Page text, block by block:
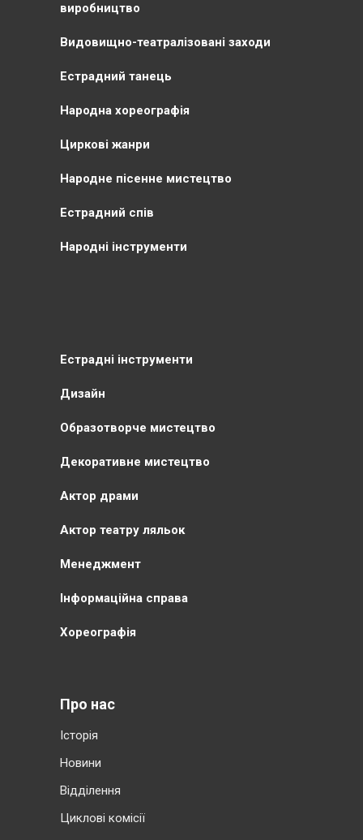
виробництво
Видовищно-театралізовані заходи
Естрадний танець
Народна хореографія
Циркові жанри
Народне пісенне мистецтво
Естрадний спів
Народні інструменти
Естрадні інструменти
Дизайн
Образотворче мистецтво
Декоративне мистецтво
Актор драми
Актор театру ляльок
Менеджмент
Інформаційна справа
Хореографія
Про нас
Історія
Новини
Відділення
Циклові комісії